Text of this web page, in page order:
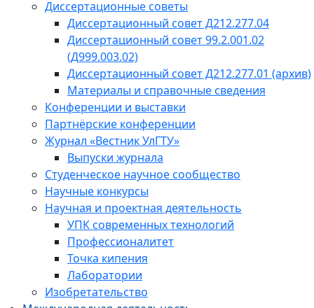
Диссертационные советы
Диссертационный совет Д212.277.04
Диссертационный совет 99.2.001.02
(Д999.003.02)
Диссертационный совет Д212.277.01 (архив)
Материалы и справочные сведения
Конференции и выставки
Партнёрские конференции
Журнал «Вестник УлГТУ»
Выпуски журнала
Студенческое научное сообщество
Научные конкурсы
Научная и проектная деятельность
УПК современных технологий
Профессионалитет
Точка кипения
Лаборатории
Изобретательство